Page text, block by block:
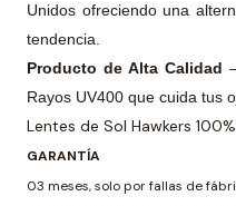
Unidos ofreciendo una
tendencia.
Producto de Alta Calidad
Rayos UV400 que cuida tus
Lentes de Sol Hawkers
GARANTÍA
03 meses, solo por fallas de